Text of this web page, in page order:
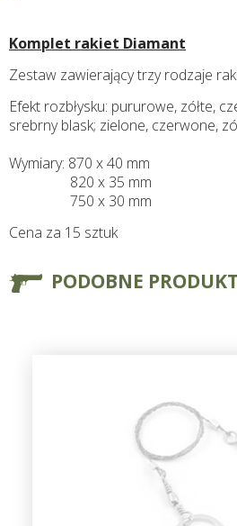
Komplet rakiet Diamant
Zestaw zawierający trzy rodzaje
Efekt rozbłysku: pururowe, zółte,
srebrny blask; zielone, czerwone,
Wymiary: 870 x 40 mm
820 x 35 mm
750 x 30 mm
Cena za 15 sztuk
PODOBNE